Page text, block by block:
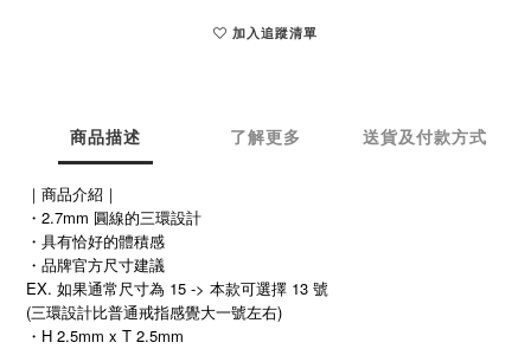
加入追蹤清單
商品描述 了解更多 送貨及付款方式
｜商品介紹｜
・2.7mm 圓線的三環設計
・具有恰好的體積感
・品牌官方尺寸建議
EX. 如果通常尺寸為 15 -> 本款可選擇 13 號
(三環設計比普通戒指感覺大一號左右)
・H 2.5mm x T 2.5mm